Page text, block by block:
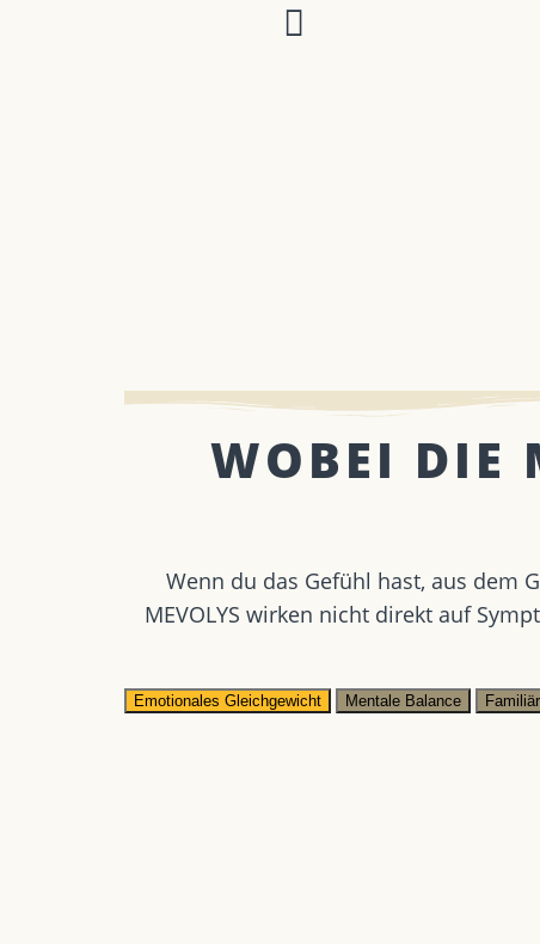
WOBEI DIE
Wenn du das Gefühl hast, aus dem
MEVOLYS wirken nicht direkt auf
Emotionales Gleichgewicht Mentale Balance